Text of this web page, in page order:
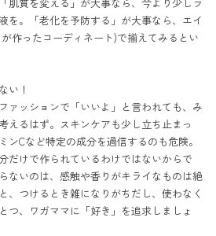
を。「老化を予防する」が大事なら、エイ
作ったコーディネート)で揃えてみるとい
い！
ァッションで「いいよ」と言われても、み
えるはず。スキンケアも少し立ち止まっ
ンCなど特定の成分を過信するのも危険。
だけで作られているわけではないからで
ないのは、感触や香りがキライなものは絶
、つけるとき雑になりがちだし、使わなく
つ、ワガママに「好き」を追求しましょ